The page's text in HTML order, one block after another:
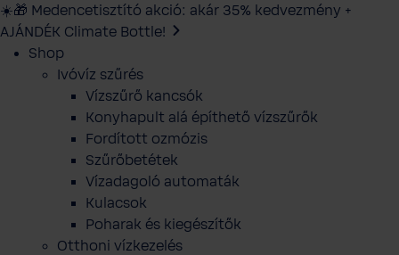
☀️🎁 Medencetisztító akció: akár 35% kedvezmény +
AJÁNDÉK Climate Bottle!
Shop
Ivóvíz szűrés
Vízszűrő kancsók
Konyhapult alá építhető vízszűrők
Fordított ozmózis
Szűrőbetétek
Vízadagoló automaták
Kulacsok
Poharak és kiegészítők
Otthoni vízkezelés